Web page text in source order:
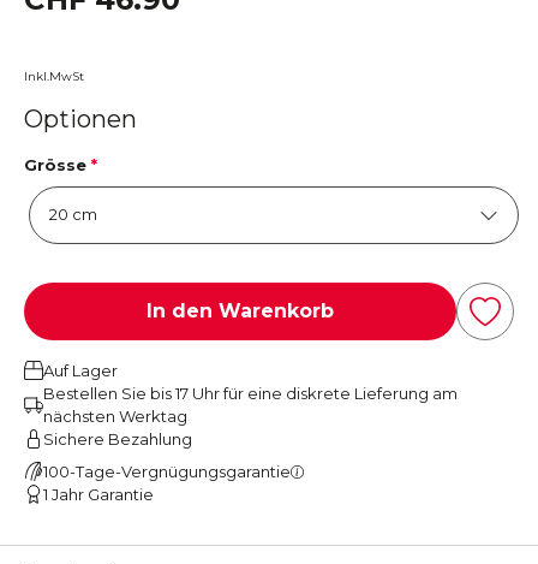
Inkl.MwSt
Optionen
Grösse *
In den Warenkorb
Auf Lager
Bestellen Sie bis 17 Uhr für eine diskrete Lieferung am
nächsten Werktag
Sichere Bezahlung
100-Tage-Vergnügungsgarantie
1 Jahr Garantie